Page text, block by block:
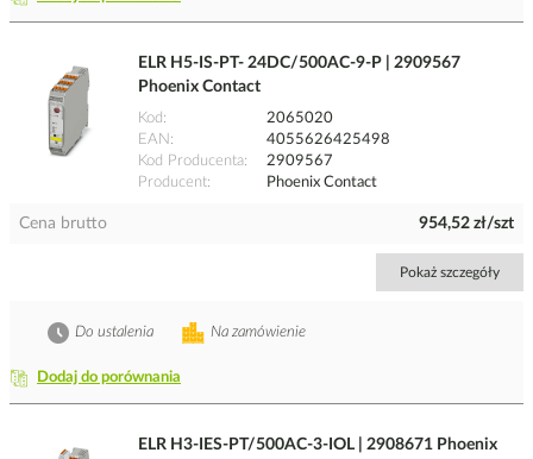
ELR H5-IS-PT- 24DC/500AC-9-P | 2909567
Phoenix Contact
Kod
2065020
EAN
4055626425498
Kod Producenta
2909567
Producent
Phoenix Contact
Cena brutto 954,52 zł/szt
Pokaż szczegóły
Dodaj do porównania
Na zamówienie
Do ustalenia
ELR H3-IES-PT/500AC-3-IOL | 2908671 Phoenix